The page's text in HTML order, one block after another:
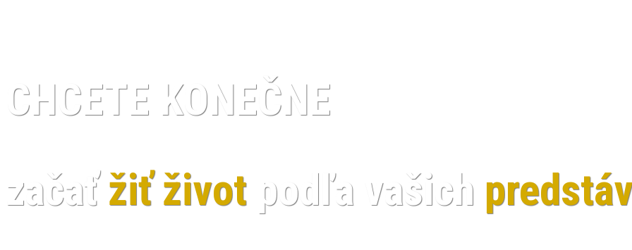
CHCETE KONEČNE
začaťžiť život podľa vašich predstáv